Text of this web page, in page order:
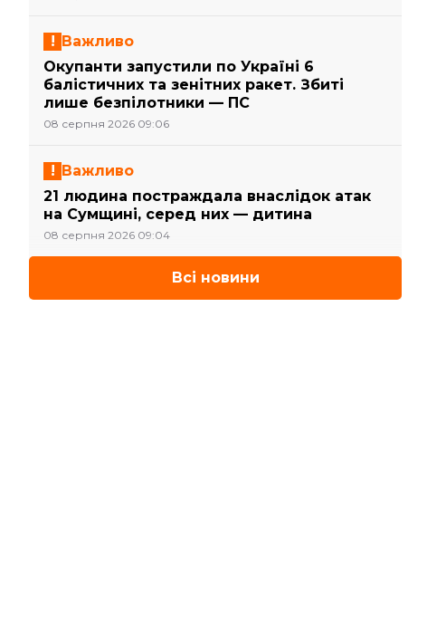
Важливо
Окупанти запустили по Україні 6
балістичних та зенітних ракет. Збиті
лише безпілотники — ПС
08 серпня 2026 09:06
Важливо
21 людина постраждала внаслідок атак
на Сумщині, серед них — дитина
08 серпня 2026 09:04
Всі новини